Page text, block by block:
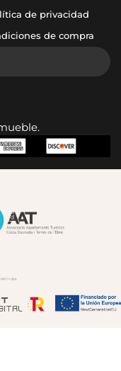
de privacidad
de compra